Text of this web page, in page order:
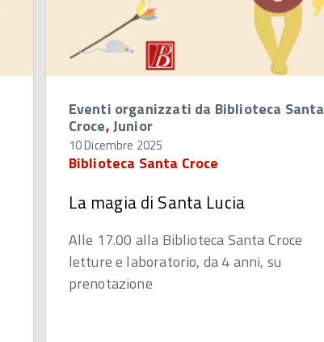
Eventi organizzati da Biblioteca Santa
Croce,Junior
10 Dicembre 2025
Biblioteca Santa Croce
La magia di Santa Lucia
Alle 17.00 alla Biblioteca Santa Croce
letture e laboratorio, da 4 anni, su
prenotazione